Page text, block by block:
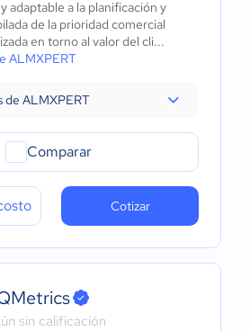
adaptable a la planificación y
de la prioridad comercial
en torno al valor del cli...
ALMXPERT
de ALMXPERT
Comparar
Cotizar
sin calificación